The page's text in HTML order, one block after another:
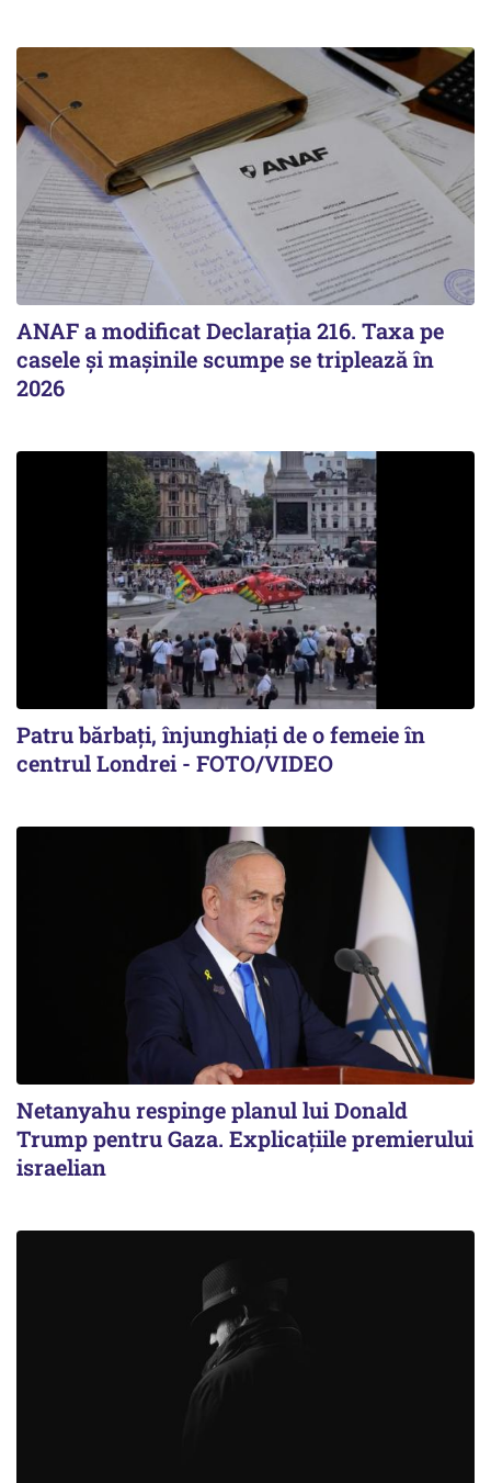
ANAF a modificat Declarația 216. Taxa pe
casele și mașinile scumpe se triplează în
2026
Patru bărbați, înjunghiați de o femeie în
centrul Londrei - FOTO/VIDEO
Netanyahu respinge planul lui Donald
Trump pentru Gaza. Explicațiile premierului
israelian